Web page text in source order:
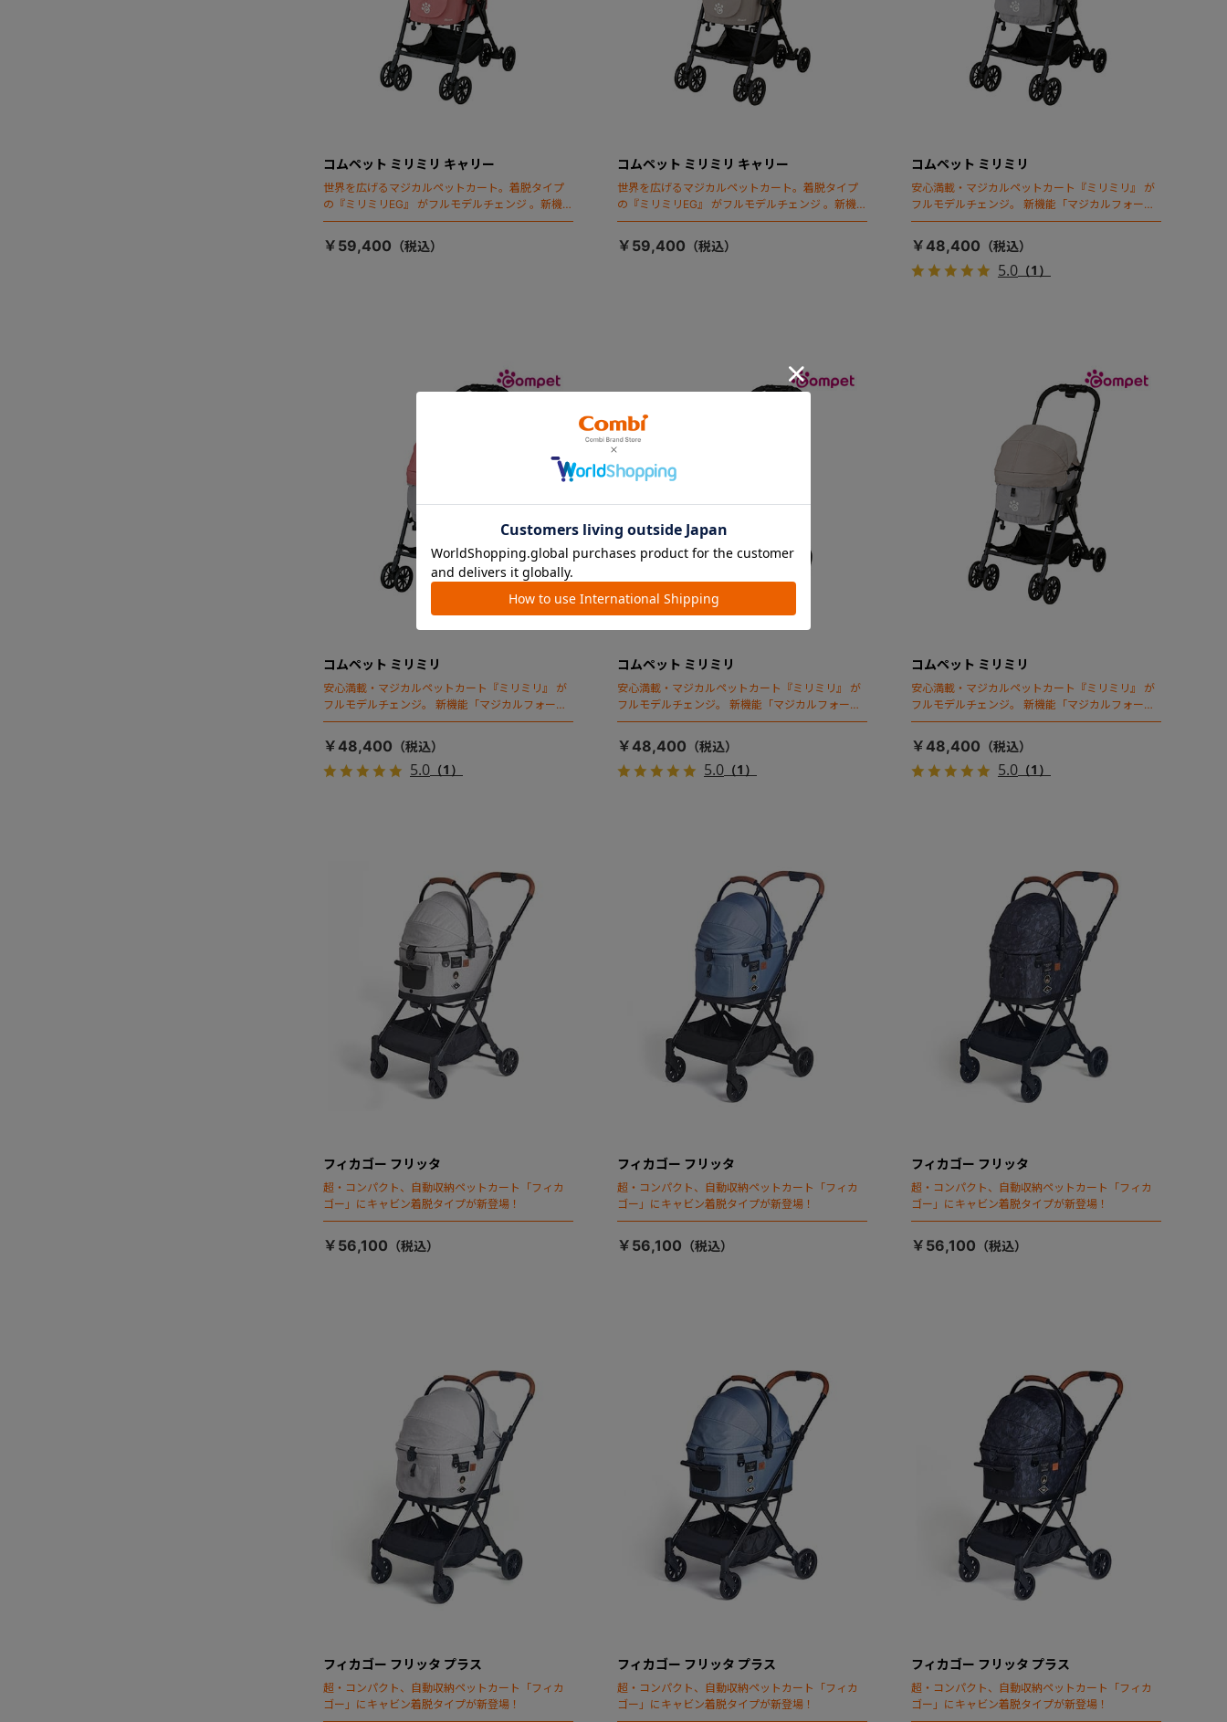
コムペット ミリミリ キャリー
世界を広げるマジカルペットカート。着脱タイプ
の『ミリミリEG』 がフルモデルチェンジ 。新機能
「マジカルフォールディング」搭載
￥59,400
コムペット ミリミリ キャリー
世界を広げるマジカルペットカート。着脱タイプ
の『ミリミリEG』 がフルモデルチェンジ 。新機能
「マジカルフォールディング」搭載
￥59,400
コムペット ミリミリ
安心満載・マジカルペットカート『ミリミリ』 が
フルモデルチェンジ。 新機能「マジカルフォール
ディング」搭載
￥48,400
5.0（1）
コムペット ミリミリ
安心満載・マジカルペットカート『ミリミリ』 が
フルモデルチェンジ。 新機能「マジカルフォール
ディング」搭載
￥48,400
5.0 （1）
コムペット ミリミリ
安心満載・マジカルペットカート『ミリミリ』 が
フルモデルチェンジ。 新機能「マジカルフォール
ディング」搭載
￥48,400
5.0（1）
コムペット ミリミリ
安心満載・マジカルペットカート『ミリミリ』 が
フルモデルチェンジ。 新機能「マジカルフォール
ディング」搭載
￥48,400
5.0（1）
フィカゴー フリッタ
超・コンパクト、自動収納ペットカート「フィカ
ゴー」にキャビン着脱タイプが新登場！
￥56,100
フィカゴー フリッタ
超・コンパクト、自動収納ペットカート「フィカ
ゴー」にキャビン着脱タイプが新登場！
￥56,100
フィカゴー フリッタ
超・コンパクト、自動収納ペットカート「フィカ
ゴー」にキャビン着脱タイプが新登場！
￥56,100
フィカゴー フリッタ プラス
超・コンパクト、自動収納ペットカート「フィカ
ゴー」にキャビン着脱タイプが新登場！
フィカゴー フリッタ プラス
超・コンパクト、自動収納ペットカート「フィカ
ゴー」にキャビン着脱タイプが新登場！
フィカゴー フリッタ プラス
超・コンパクト、自動収納ペットカート「フィカ
ゴー」にキャビン着脱タイプが新登場！